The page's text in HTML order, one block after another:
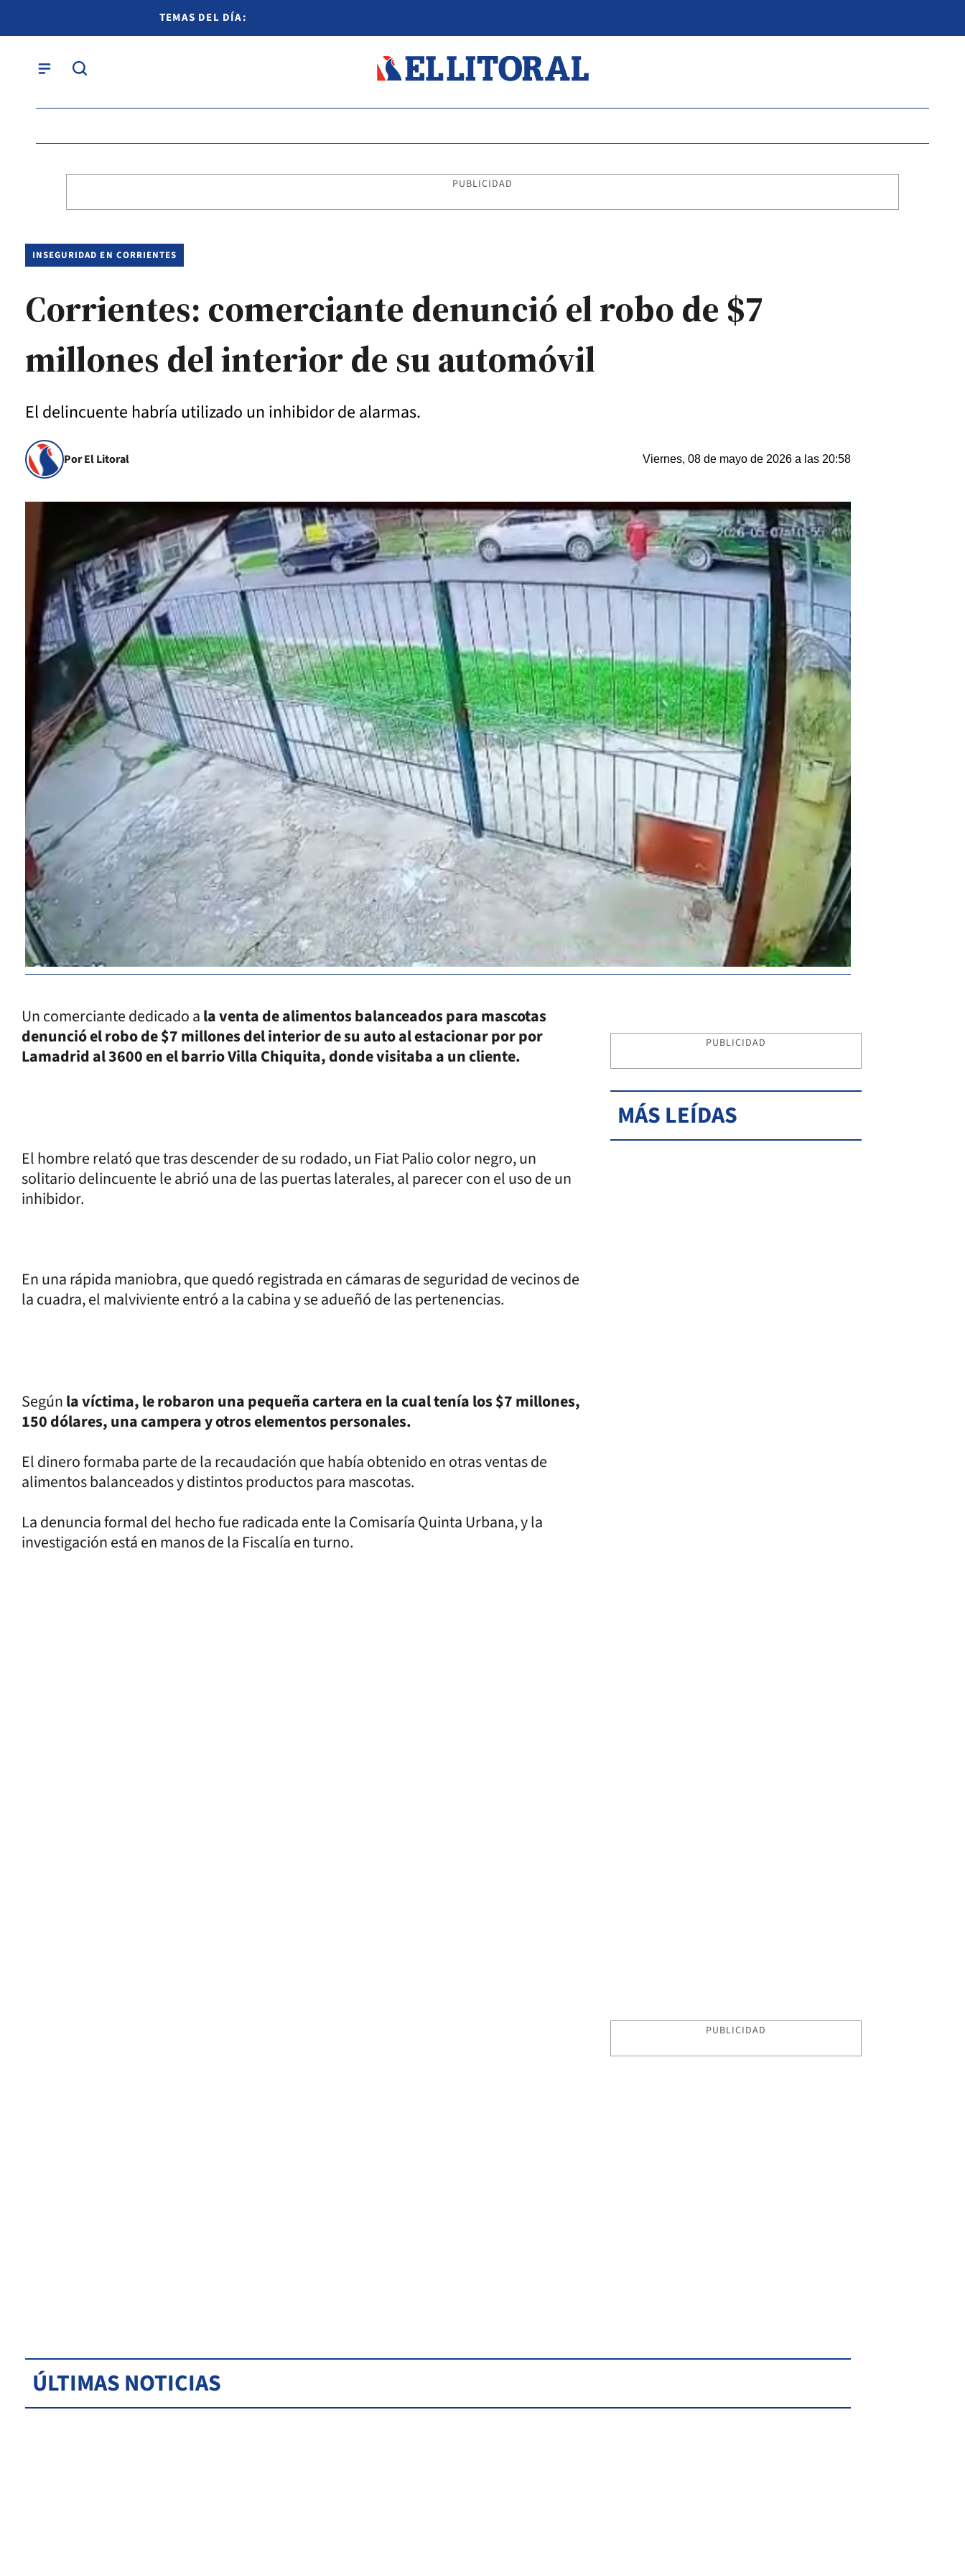
TEMAS DEL DÍA:
PUBLICIDAD
INSEGURIDAD EN CORRIENTES
Corrientes: comerciante denunció el robo de $7
millones del interior de su automóvil
El delincuente habría utilizado un inhibidor de alarmas.
Por El Litoral Viernes, 08 de mayo de 2026 a las 20:58
Un comerciante dedicado ala venta de alimentos balanceados para mascotas
denunció el robo de $7 millones del interior de su auto al estacionar por por
Lamadrid al 3600 en el barrio Villa Chiquita, donde visitaba a un cliente.
El hombre relató que tras descender de su rodado, un Fiat Palio color negro, un
solitario delincuente le abrió una de las puertas laterales, al parecer con el uso de un
inhibidor.
En una rápida maniobra, que quedó registrada en cámaras de seguridad de vecinos de
la cuadra, el malviviente entró a la cabina y se adueñó de las pertenencias.
Segúnla víctima, le robaron una pequeña cartera en la cual tenía los $7 millones,
150 dólares, una campera y otros elementos personales.
El dinero formaba parte de la recaudación que había obtenido en otras ventas de
alimentos balanceados y distintos productos para mascotas.
La denuncia formal del hecho fue radicada ente la Comisaría Quinta Urbana, y la
investigación está en manos de la Fiscalía en turno.
PUBLICIDAD
MÁS LEÍDAS
PUBLICIDAD
ÚLTIMAS NOTICIAS